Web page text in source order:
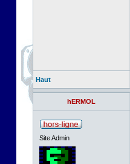
Haut
hERMOL
Site Admin